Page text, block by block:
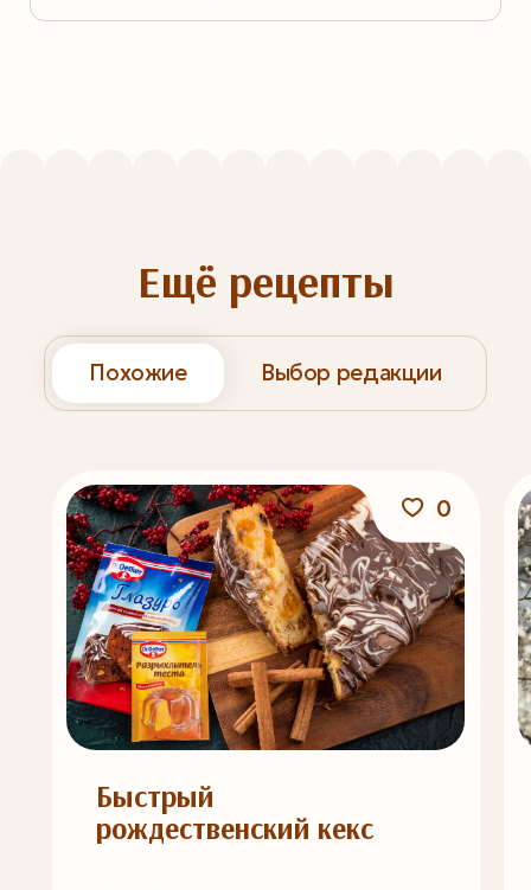
Ещё рецепты
Похожие Выбор редакции
0
Быстрый
рождественский кекс